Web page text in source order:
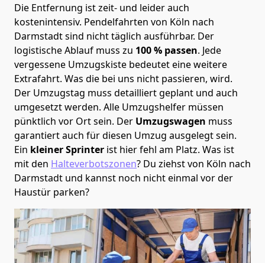
Die Entfernung ist zeit- und leider auch
kostenintensiv. Pendelfahrten von Köln nach
Darmstadt sind nicht täglich ausführbar. Der
logistische Ablauf muss zu 100 % passen. Jede
vergessene Umzugskiste bedeutet eine weitere
Extrafahrt. Was die bei uns nicht passieren, wird.
Der Umzugstag muss detailliert geplant und auch
umgesetzt werden. Alle Umzugshelfer müssen
pünktlich vor Ort sein. Der Umzugswagen muss
garantiert auch für diesen Umzug ausgelegt sein.
Ein kleiner Sprinter ist hier fehl am Platz. Was ist
mit den Halteverbotszonen? Du ziehst von Köln nach
Darmstadt und kannst noch nicht einmal vor der
Haustür parken?